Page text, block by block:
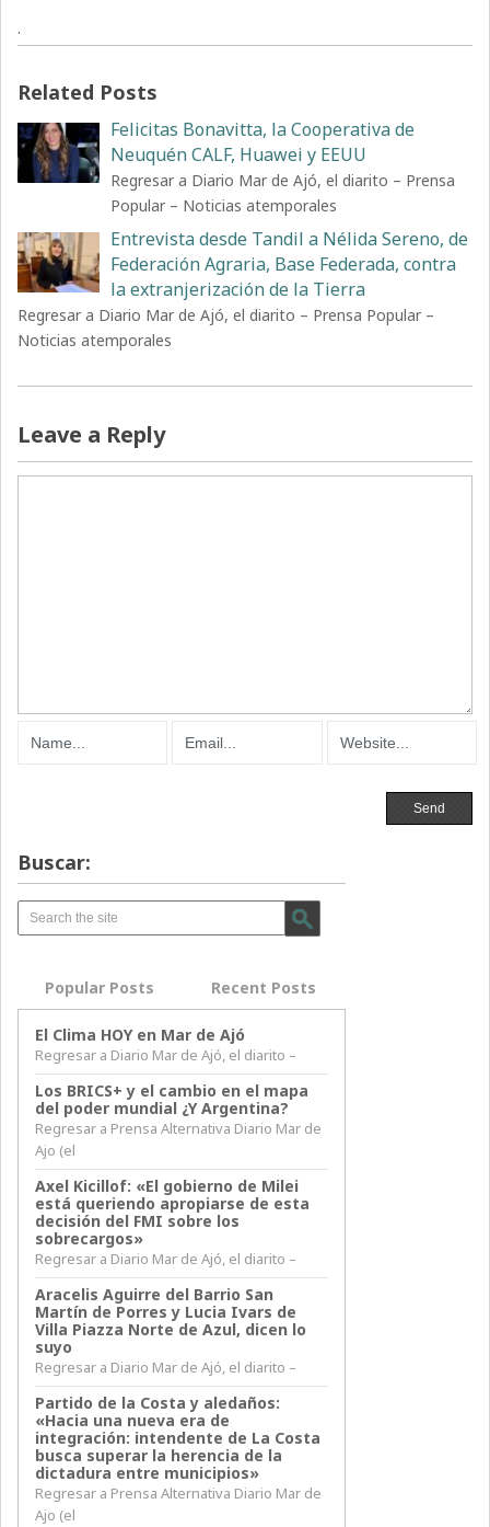
·
Related Posts
Felicitas Bonavitta, la Cooperativa de
Neuquén CALF, Huawei y EEUU
Regresar a Diario Mar de Ajó, el diarito – Prensa
Popular – Noticias atemporales
Entrevista desde Tandil a Nélida Sereno, de
Federación Agraria, Base Federada, contra
la extranjerización de la Tierra
Regresar a Diario Mar de Ajó, el diarito – Prensa Popular –
Noticias atemporales
Leave a Reply
Buscar:
Popular Posts Recent Posts
El Clima HOY en Mar de Ajó
Regresar a Diario Mar de Ajó, el diarito –
Los BRICS+ y el cambio en el mapa
del poder mundial ¿Y Argentina?
Regresar a Prensa Alternativa Diario Mar de
Ajo (el
Axel Kicillof: «El gobierno de Milei
está queriendo apropiarse de esta
decisión del FMI sobre los
sobrecargos»
Regresar a Diario Mar de Ajó, el diarito –
Aracelis Aguirre del Barrio San
Martín de Porres y Lucia Ivars de
Villa Piazza Norte de Azul, dicen lo
suyo
Regresar a Diario Mar de Ajó, el diarito –
Partido de la Costa y aledaños:
«Hacia una nueva era de
integración: intendente de La Costa
busca superar la herencia de la
dictadura entre municipios»
Regresar a Prensa Alternativa Diario Mar de
Ajo (el